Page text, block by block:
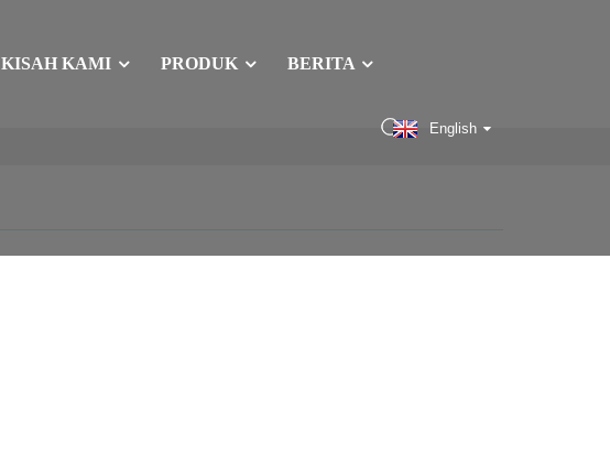
KISAH KAMI PRODUK BERITA
English